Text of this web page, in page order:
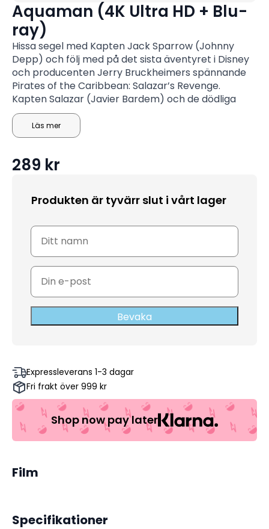
Aquaman (4K Ultra HD + Blu-
ray)
Hissa segel med Kapten Jack Sparrow (Johnny
Depp) och följ med på det sista äventyret i Disney
och producenten Jerry Bruckheimers spännande
Pirates of the Caribbean: Salazar’s Revenge.
Kapten Salazar (Javier Bardem) och de dödliga
spökseglarna flyr från Djävulens triangel med sikte
på att förgöra alla pirater till sjöss – särskilt Jack.
En berättelse fylld med humor, spänning och
Läs mer
289 kr
Produkten är tyvärr slut i vårt lager
Bevaka
Expressleverans 1-3 dagar
Fri frakt över 999 kr
Shop now pay later
Film
Specifikationer